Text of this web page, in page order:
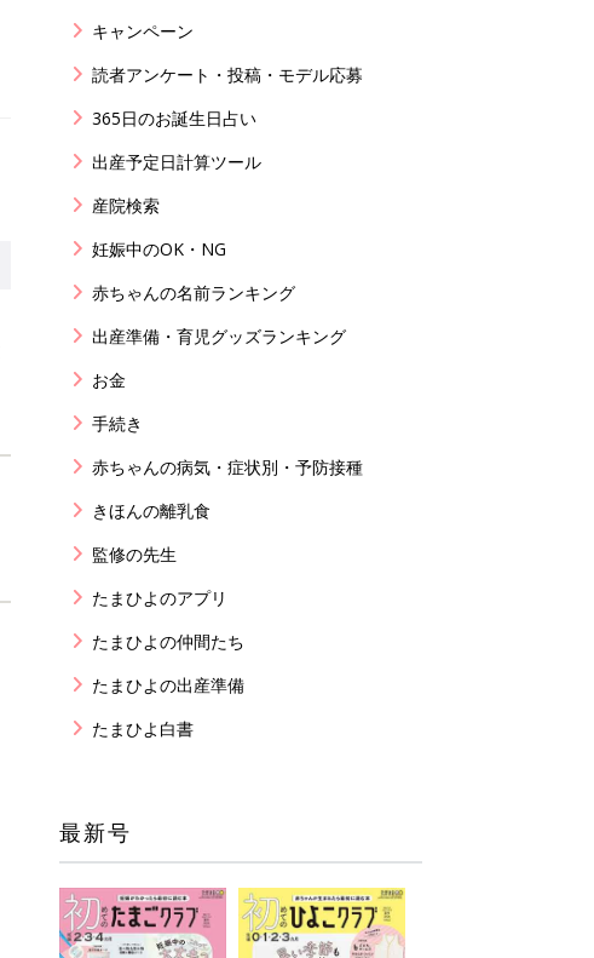
キャンペーン
読者アンケート・投稿・モデル応募
365日のお誕生日占い
出産予定日計算ツール
産院検索
妊娠中のOK・NG
赤ちゃんの名前ランキング
出産準備・育児グッズランキング
お金
手続き
赤ちゃんの病気・症状別・予防接種
きほんの離乳食
監修の先生
たまひよのアプリ
たまひよの仲間たち
たまひよの出産準備
たまひよ白書
最新号